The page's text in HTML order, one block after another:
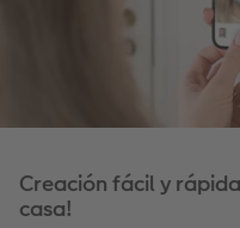
Creación fácil y
casa!